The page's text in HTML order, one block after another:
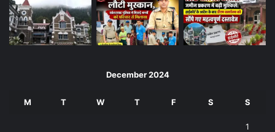
December 2024
M T W T F S S
1